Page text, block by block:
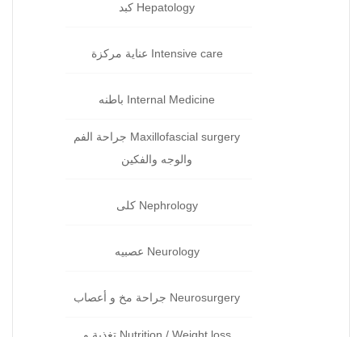
Hepatology كبد‏
Intensive care عناية مركزة‏
Internal Medicine باطنه
Maxillofascial surgery جراحة الفم
والوجه والفكين
Nephrology كلى‏
Neurology عصبيه
Neurosurgery جراحة مخ و أعصاب